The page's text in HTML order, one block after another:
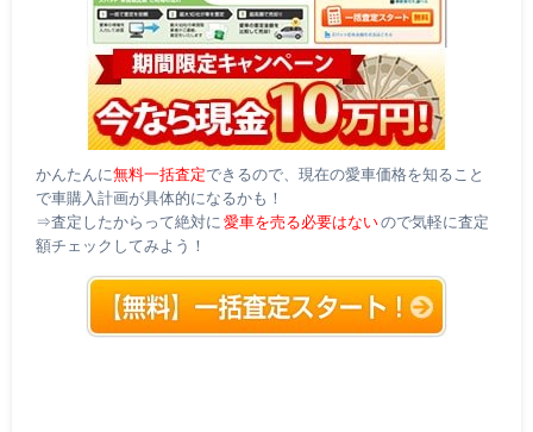
かんたんに無料一括査定できるので、現在の愛車価格を知ること
で車購入計画が具体的になるかも！
⇒査定したからって絶対に 愛車を売る必要はないので気軽に査定
額チェックしてみよう！